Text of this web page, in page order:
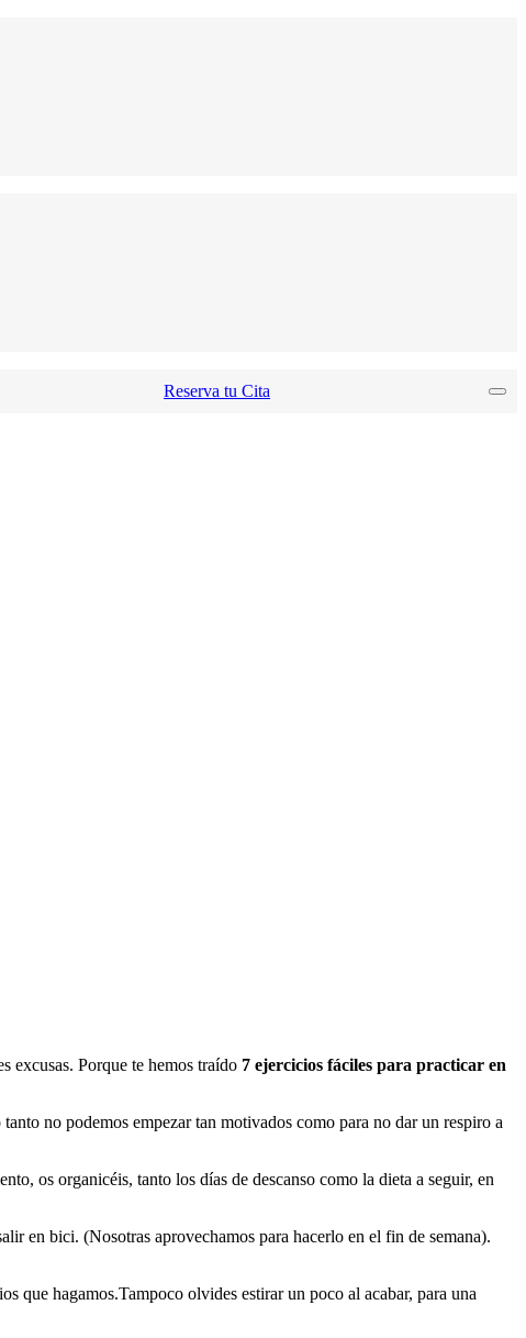
Reserva tu Cita
excusas. Porque te hemos traído 7 ejercicios fáciles para practicar en
no podemos empezar tan motivados como para no dar un respiro a
os organicéis, tanto los días de descanso como la dieta a seguir, en
en bici. (Nosotras aprovechamos para hacerlo en el fin de semana).
que hagamos.Tampoco olvides estirar un poco al acabar, para una